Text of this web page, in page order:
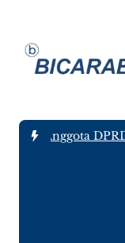
tujuh Anggota